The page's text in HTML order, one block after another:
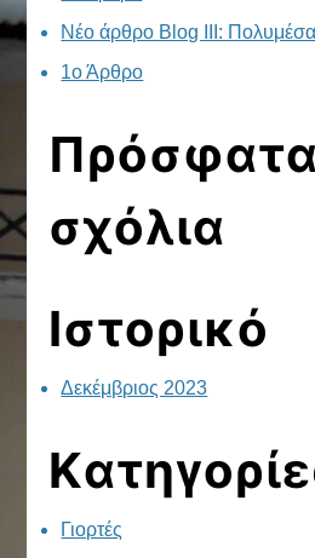
Νέο άρθρο Blog III: Πολυμέσα
1ο Άρθρο
Πρόσφατα
σχόλια
Ιστορικό
Δεκέμβριος 2023
Γιορτές